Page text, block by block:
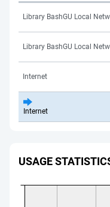
Library BashGU Local
Library BashGU Local
Internet
Internet
USAGE